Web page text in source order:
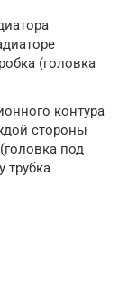
(головка
контура
стороны
под
трубка